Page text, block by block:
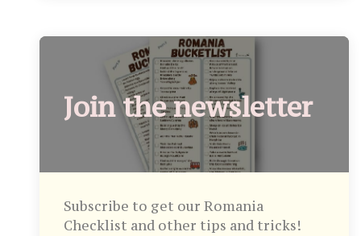
Join the newsletter
Subscribe to get our Romania
Checklist and other tips and tricks!